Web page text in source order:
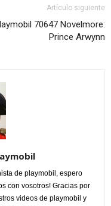
Artículo siguiente
70647 Novelmore:
Prince Arwynn
de playmobil, espero
con vosotros! Gracias por
videos de playmobil y